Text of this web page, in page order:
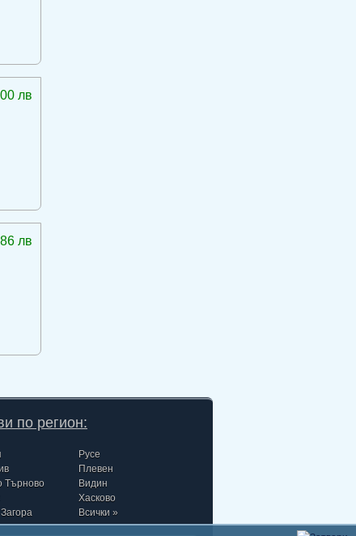
лв
лв
по регион:
Търново
Русе
Плевен
Видин
Хасково
Всички »